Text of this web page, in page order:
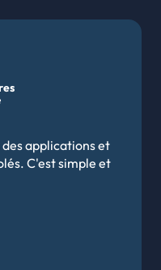
des applications et
C'est simple et